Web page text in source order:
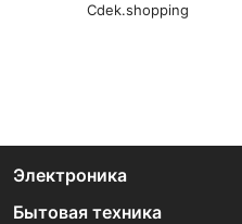
Cdek.shopping
Электроника
Бытовая техника